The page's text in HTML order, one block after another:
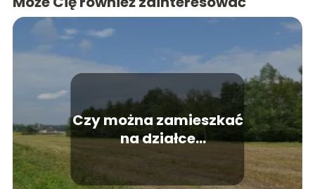
Czy można zamieszkać
na działce
rekreacyjnej?
Odpowiedź i porady